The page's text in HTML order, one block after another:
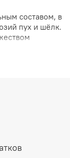
составом, в
пух и шёлк.
изделий в
ниспадает
очень
его